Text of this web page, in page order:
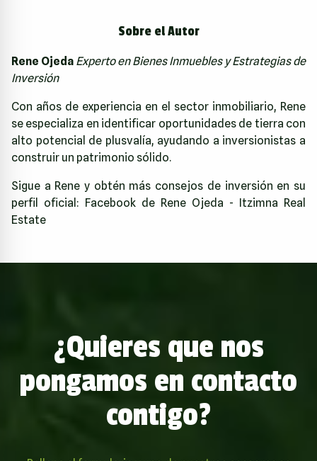
Sobre el Autor
Rene Ojeda Experto en Bienes Inmuebles y Estrategias de
Inversión
Con años de experiencia en el sector inmobiliario, Rene
se especializa en identificar oportunidades de tierra con
alto potencial de plusvalía, ayudando a inversionistas a
construir un patrimonio sólido.
Sigue a Rene y obtén más consejos de inversión en su
perfil oficial: Facebook de Rene Ojeda - Itzimna Real
Estate
¿Quieres que nos
pongamos en contacto
contigo?